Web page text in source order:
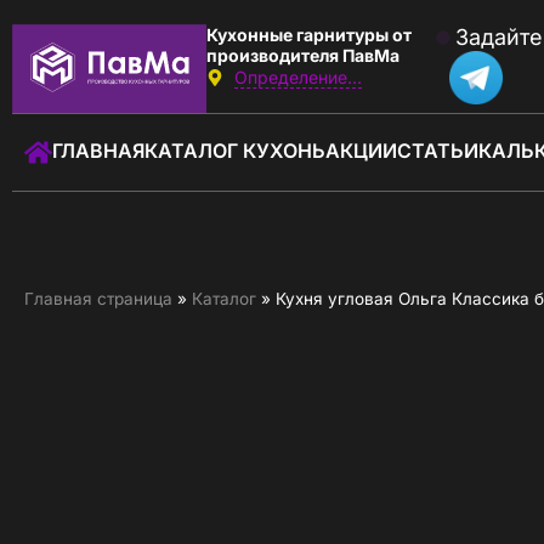
Кухонные гарнитуры от
производителя ПавМа
Определение...
ГЛАВНАЯКАТАЛОГ КУХОНЬАКЦИИСТАТЬИ
Главная страница » Каталог » Кухня угловая Ольга Классика
+7 (930) 037-01-01
Заказать звонок
КАТАЛОГ КУХОНЬ